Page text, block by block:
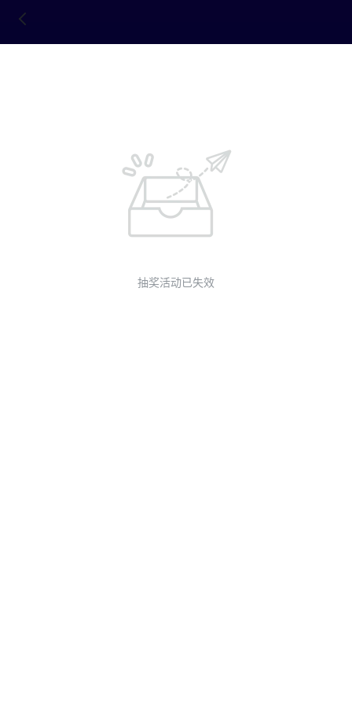
抽奖活动已失效